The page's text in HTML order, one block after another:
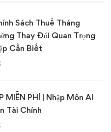
Sách Thuế Tháng
Thay Đổi Quan Trọng
Cần Biết
MIỄN PHÍ | Nhập Môn AI
Tài Chính